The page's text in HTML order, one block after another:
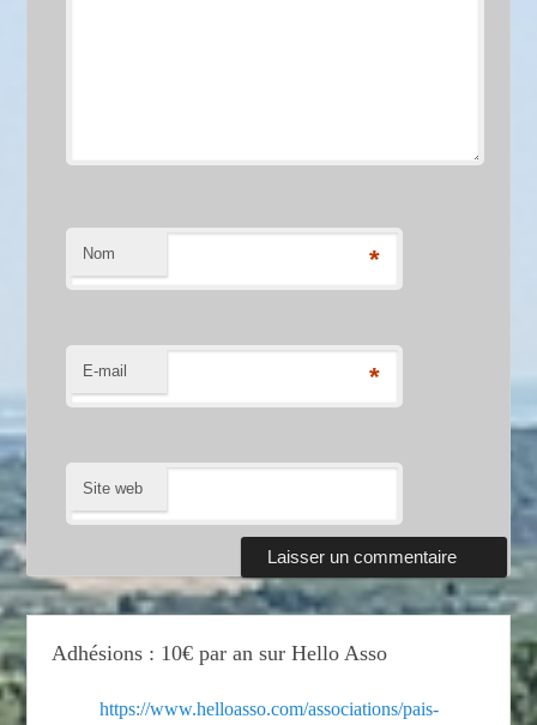
Nom *
E-mail *
Site web
Adhésions : 10€ par an sur Hello Asso
https://www.helloasso.com/associations/pais-